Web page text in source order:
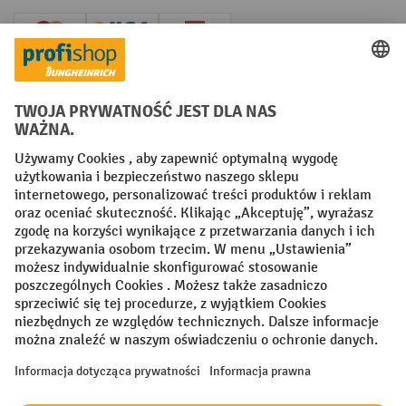
Creditcard (Master)Creditcard (Visa)
Factura Przedpłata
Sieci społecznościowe
Facebook
YouTube
LinkedIn
Instagram
Regulamin Impressum PL
Oświadczenie o ochronie danych
Ustawienia prywatności
All prices excl. VAT plusshipping costsand possible delivery charges,